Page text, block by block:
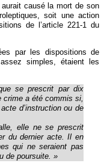
causé la mort de son
soit une action
de l’article 221-1 du
par les dispositions de
simples, étaient les
se prescrit par dix
crime a été commis si,
d’instruction ou de
elle ne se prescrit
du dernier acte. Il en
qui ne seraient pas
de poursuite. »